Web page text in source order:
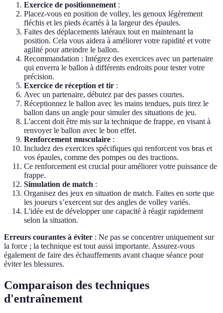
Exercice de positionnement :
Placez-vous en position de volley, les genoux légèrement
fléchis et les pieds écartés à la largeur des épaules.
Faites des déplacements latéraux tout en maintenant la
position. Cela vous aidera à améliorer votre rapidité et votre
agilité pour atteindre le ballon.
Recommandation : Intégrez des exercices avec un partenaire
qui enverra le ballon à différents endroits pour tester votre
précision.
Exercice de réception et tir :
Avec un partenaire, débutez par des passes courtes.
Réceptionnez le ballon avec les mains tendues, puis tirez le
ballon dans un angle pour simuler des situations de jeu.
L'accent doit être mis sur la technique de frappe, en visant à
renvoyer le ballon avec le bon effet.
Renforcement musculaire :
Includez des exercices spécifiques qui renforcent vos bras et
vos épaules, comme des pompes ou des tractions.
Ce renforcement est crucial pour améliorer votre puissance de
frappe.
Simulation de match :
Organisez des jeux en situation de match. Faites en sorte que
les joueurs s’exercent sur des angles de volley variés.
L'idée est de développer une capacité à réagir rapidement
selon la situation.
Erreurs courantes à éviter : Ne pas se concentrer uniquement sur
la force ; la technique est tout aussi importante. Assurez-vous
également de faire des échauffements avant chaque séance pour
éviter les blessures.
Comparaison des techniques
d'entraînement